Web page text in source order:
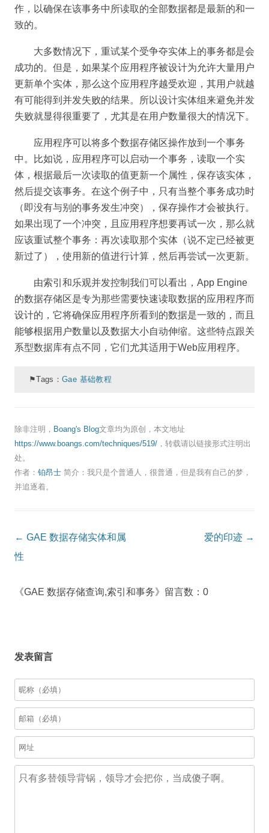
作，以确保在该事务中所读取的全部数据都是最新的和一
致的。
大多数情况下，重试某个受争夺实体上的事务都是会
成功的。但是，如果某个应用程序被设计为允许大量用户
更新单个实体，那么这个应用程序越受欢迎，其用户就越
有可能得到并发失败的结果。所以设计实体组来避免并发
失败就显得很重要了，尤其是在用户数量很大的情况下。
应用程序可以将多个数据存储区操作放到一个事务
中。比如说，应用程序可以启动一个事务，读取一个实
体，根据最后一次读取的值更新一个属性，保存该实体，
然后提交该事务。在这个例子中，只有当整个事务成功时
（即没有与别的事务发生冲突），保存操作才会被执行。
如果出现了一个冲突，且应用程序想要再试一次，那么就
应该重试整个事务：再次读取那个实体（说不定已经被更
新过了），使用新的值进行计算，然后再尝试一次更新。
由索引和乐观并发控制我们可以看出，App Engine
的数据存储区是专为那些需要快速读取数据的应用程序而
设计的，它将确保应用程序所看到的数据是一致的，而且
能够根据用户数量以及数据大小自动伸缩。这些特点跟关
系型数据库有点不同，它们尤其适用于Web应用程序。
⚑Tags：Gae 基础教程
除非注明， Boang's Blog文章均为原创，本文地址
https://www.boangs.com/techniques/519/ ，转载请以链接形式注明出
处。
作者： 铂昂士 简介：我只是个普通人，很普通，但是我有自己的梦，
并追逐着。
Post
navigation
← GAE 数据存储实体和属
性
爱的印迹 →
《GAE 数据存储查询,索引和事务》留言数：0
发表留言